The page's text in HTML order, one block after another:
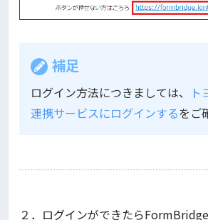
補足
ログイン方法につきましては、
連携サービスにログインするをご
２．ログインができたら